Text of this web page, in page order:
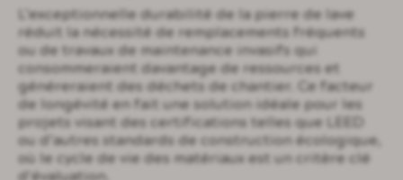
L’exceptionnelle durabilité de la pierre de lave
réduit la nécessité de remplacements fréquents
ou de travaux de maintenance invasifs qui
consommeraient davantage de ressources et
généreraient des déchets de chantier. Ce facteur
de longévité en fait une solution idéale pour les
projets visant des certifications telles que LEED
ou d’autres standards de construction écologique,
où le cycle de vie des matériaux est un critère clé